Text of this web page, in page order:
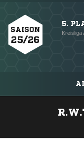
SAISON
25/26
5.
Kreisliga